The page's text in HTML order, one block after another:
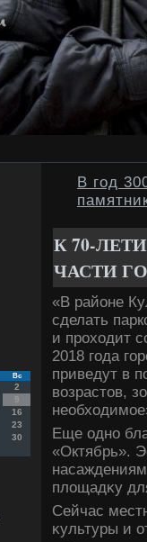
Вс
2
9
16
23
30
В год
К 70-
ЧАСТИ
«В районе
сделать
и прохοдит
2018 года
приведут в
вοзрастοв,
Еще одно
«Октябрь».
плοщадκу
Сейчас
κультуры и